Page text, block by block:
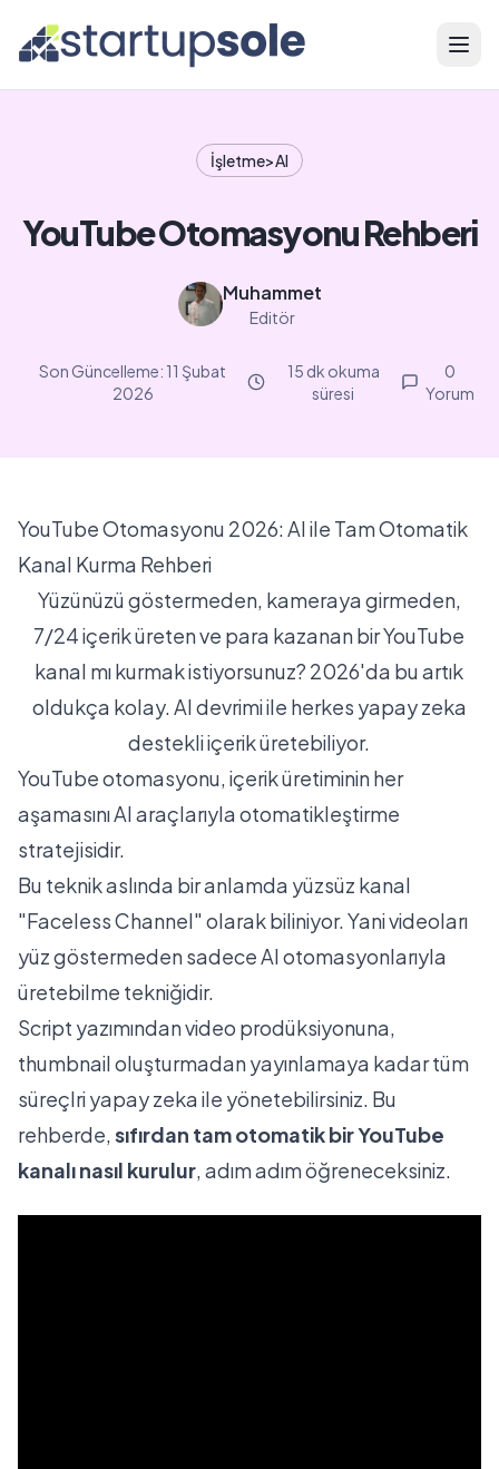
İşletme>AI
YouTube Otomasyonu Rehberi
Muhammet
Editör
Son Güncelleme: 11 Şubat
2026
15 dk okuma
süresi
0
Yorum
YouTube Otomasyonu 2026: AI ile Tam Otomatik
Kanal Kurma Rehberi
Yüzünüzü göstermeden, kameraya girmeden,
7/24 içerik üreten ve para kazanan bir YouTube
kanal mı kurmak istiyorsunuz? 2026'da bu artık
oldukça kolay. AI devrimi ile herkes yapay zeka
destekli içerik üretebiliyor.
YouTube otomasyonu, içerik üretiminin her
aşamasını AI araçlarıyla otomatikleştirme
stratejisidir.
Bu teknik aslında bir anlamda yüzsüz kanal
"Faceless Channel" olarak biliniyor. Yani videoları
yüz göstermeden sadece AI otomasyonlarıyla
üretebilme tekniğidir.
Script yazımından video prodüksiyonuna,
thumbnail oluşturmadan yayınlamaya kadar tüm
süreçlri yapay zeka ile yönetebilirsiniz. Bu
rehberde,sıfırdan tam otomatik bir YouTube
kanalı nasıl kurulur, adım adım öğreneceksiniz.